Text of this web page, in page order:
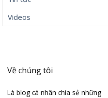
Videos
Về chúng tôi
Là blog cá nhân chia sẻ những